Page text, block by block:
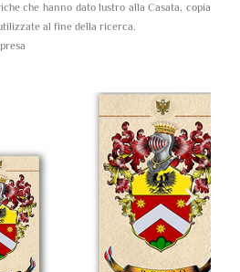
che hanno dato lustro alla Casata, copia
al fine della ricerca.